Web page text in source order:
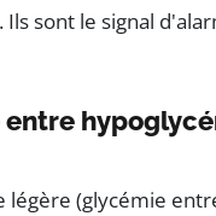
. Ils sont le signal
légère (glycémie